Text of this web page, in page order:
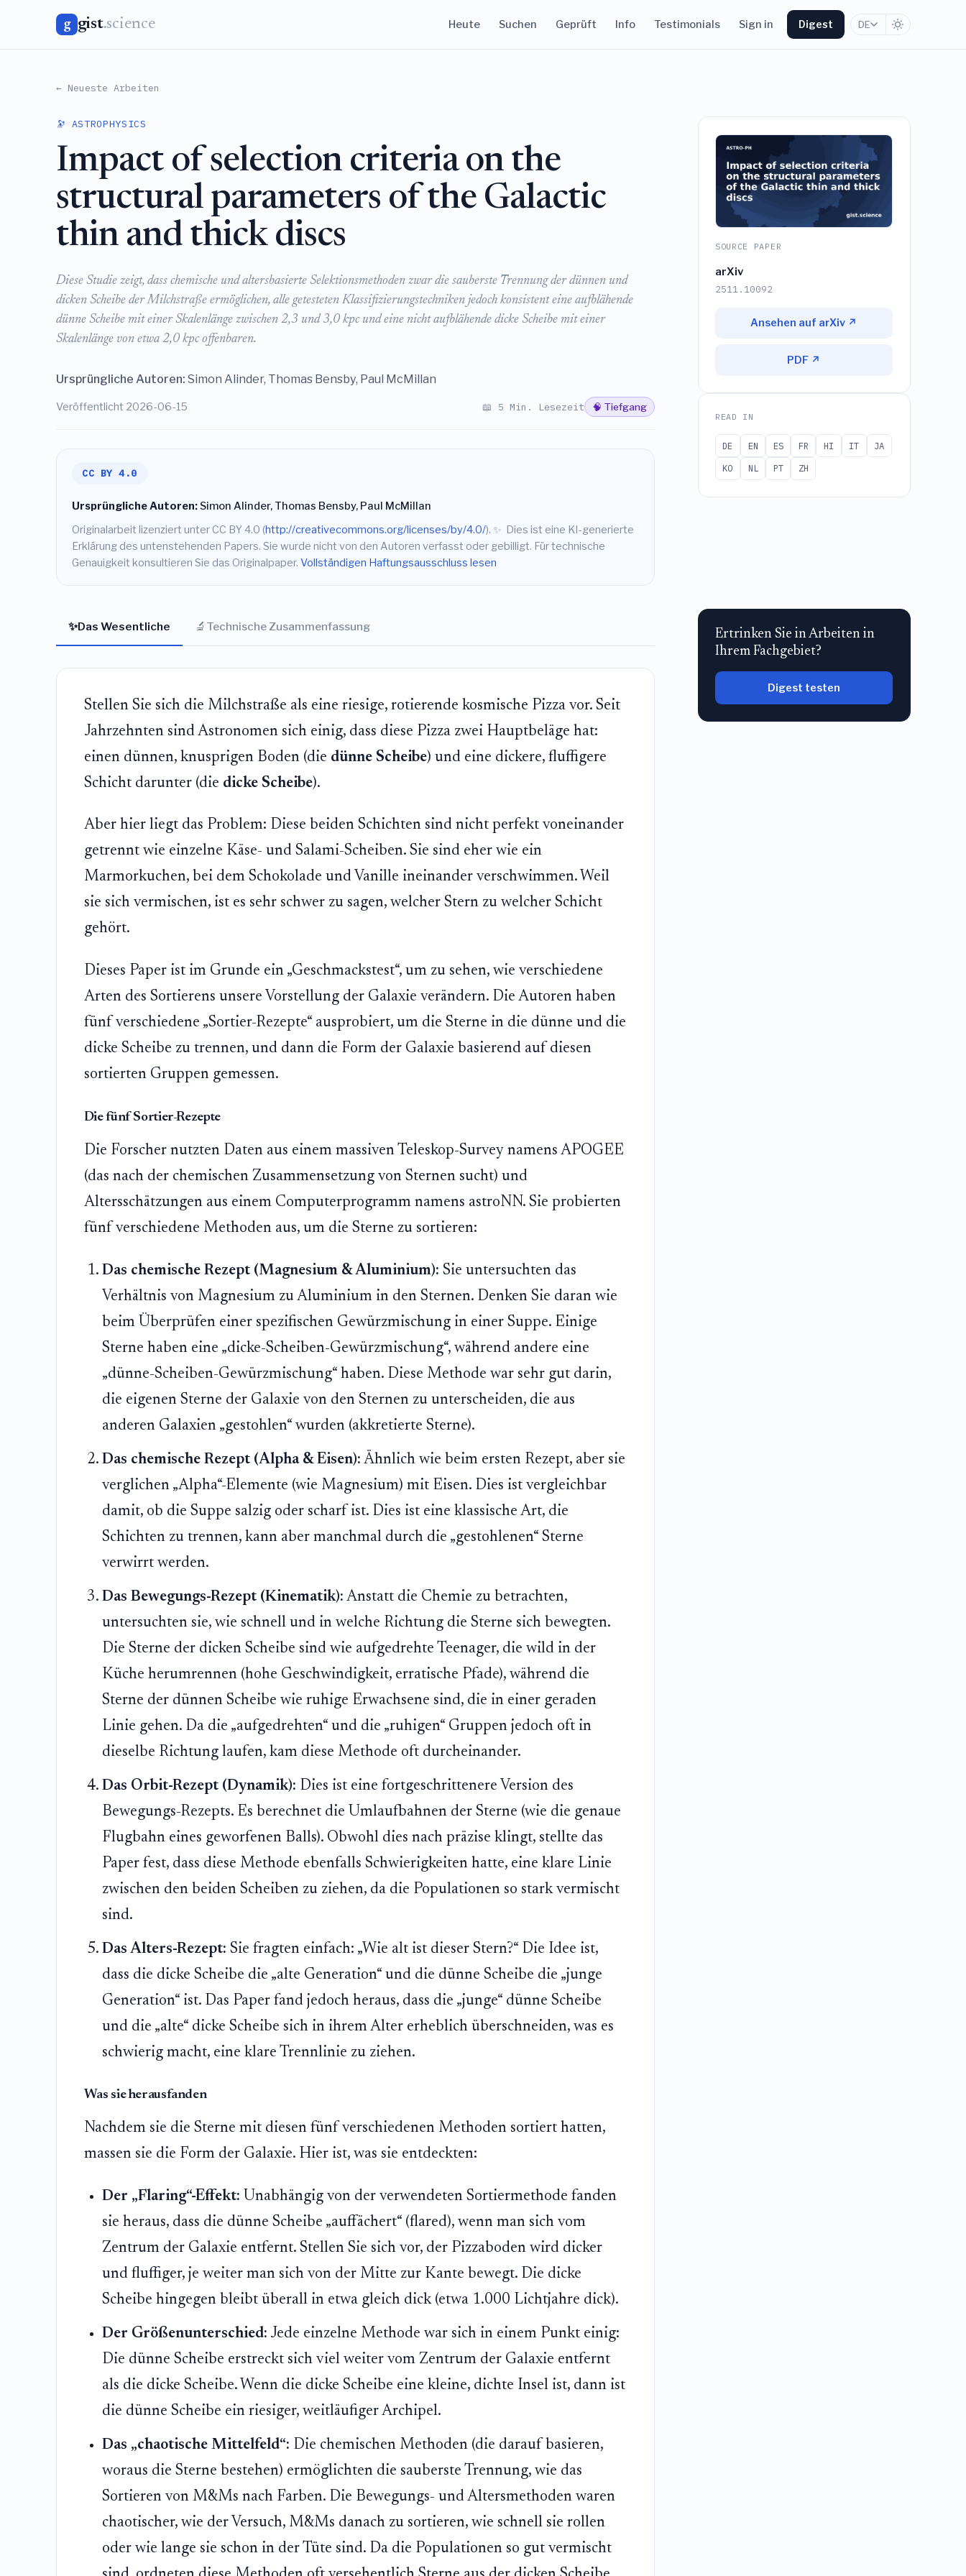
g gist.science Heute Suchen Geprüft Info Testimonials Sign in Digest DE
← Neueste Arbeiten
🔭 ASTROPHYSICS
Impact of selection criteria on the
structural parameters of the Galactic
thin and thick discs
Diese Studie zeigt, dass chemische und altersbasierte Selektionsmethoden zwar die sauberste Trennung der dünnen und
dicken Scheibe der Milchstraße ermöglichen, alle getesteten Klassifizierungstechniken jedoch konsistent eine aufblähende
dünne Scheibe mit einer Skalenlänge zwischen 2,3 und 3,0 kpc und eine nicht aufblähende dicke Scheibe mit einer
Skalenlänge von etwa 2,0 kpc offenbaren.
Ursprüngliche Autoren: Simon Alinder, Thomas Bensby, Paul McMillan
Veröffentlicht 2026-06-15 📖 5 Min. Lesezeit 🧠 Tiefgang
CC BY 4.0
Ursprüngliche Autoren:Simon Alinder, Thomas Bensby, Paul McMillan
Originalarbeit lizenziert unter CC BY 4.0 (http://creativecommons.org/licenses/by/4.0/). ✨ Dies ist eine KI-generierte
Erklärung des untenstehenden Papers. Sie wurde nicht von den Autoren verfasst oder gebilligt. Für technische
Genauigkeit konsultieren Sie das Originalpaper. Vollständigen Haftungsausschluss lesen
✨Das Wesentliche 🔬 Technische Zusammenfassung
Stellen Sie sich die Milchstraße als eine riesige, rotierende kosmische Pizza vor. Seit
Jahrzehnten sind Astronomen sich einig, dass diese Pizza zwei Hauptbeläge hat:
einen dünnen, knusprigen Boden (die dünne Scheibe) und eine dickere, fluffigere
Schicht darunter (die dicke Scheibe).
Aber hier liegt das Problem: Diese beiden Schichten sind nicht perfekt voneinander
getrennt wie einzelne Käse- und Salami-Scheiben. Sie sind eher wie ein
Marmorkuchen, bei dem Schokolade und Vanille ineinander verschwimmen. Weil
sie sich vermischen, ist es sehr schwer zu sagen, welcher Stern zu welcher Schicht
gehört.
Dieses Paper ist im Grunde ein „Geschmackstest“, um zu sehen, wie verschiedene
Arten des Sortierens unsere Vorstellung der Galaxie verändern. Die Autoren haben
fünf verschiedene „Sortier-Rezepte“ ausprobiert, um die Sterne in die dünne und die
dicke Scheibe zu trennen, und dann die Form der Galaxie basierend auf diesen
sortierten Gruppen gemessen.
Die fünf Sortier-Rezepte
Die Forscher nutzten Daten aus einem massiven Teleskop-Survey namens APOGEE
(das nach der chemischen Zusammensetzung von Sternen sucht) und
Altersschätzungen aus einem Computerprogramm namens astroNN. Sie probierten
fünf verschiedene Methoden aus, um die Sterne zu sortieren:
Das chemische Rezept (Magnesium & Aluminium): Sie untersuchten das
Verhältnis von Magnesium zu Aluminium in den Sternen. Denken Sie daran wie
beim Überprüfen einer spezifischen Gewürzmischung in einer Suppe. Einige
Sterne haben eine „dicke-Scheiben-Gewürzmischung“, während andere eine
„dünne-Scheiben-Gewürzmischung“ haben. Diese Methode war sehr gut darin,
die eigenen Sterne der Galaxie von den Sternen zu unterscheiden, die aus
anderen Galaxien „gestohlen“ wurden (akkretierte Sterne).
Das chemische Rezept (Alpha & Eisen): Ähnlich wie beim ersten Rezept, aber sie
verglichen „Alpha“-Elemente (wie Magnesium) mit Eisen. Dies ist vergleichbar
damit, ob die Suppe salzig oder scharf ist. Dies ist eine klassische Art, die
Schichten zu trennen, kann aber manchmal durch die „gestohlenen“ Sterne
verwirrt werden.
Das Bewegungs-Rezept (Kinematik): Anstatt die Chemie zu betrachten,
untersuchten sie, wie schnell und in welche Richtung die Sterne sich bewegten.
Die Sterne der dicken Scheibe sind wie aufgedrehte Teenager, die wild in der
Küche herumrennen (hohe Geschwindigkeit, erratische Pfade), während die
Sterne der dünnen Scheibe wie ruhige Erwachsene sind, die in einer geraden
Linie gehen. Da die „aufgedrehten“ und die „ruhigen“ Gruppen jedoch oft in
dieselbe Richtung laufen, kam diese Methode oft durcheinander.
Das Orbit-Rezept (Dynamik): Dies ist eine fortgeschrittenere Version des
Bewegungs-Rezepts. Es berechnet die Umlaufbahnen der Sterne (wie die genaue
Flugbahn eines geworfenen Balls). Obwohl dies nach präzise klingt, stellte das
Paper fest, dass diese Methode ebenfalls Schwierigkeiten hatte, eine klare Linie
zwischen den beiden Scheiben zu ziehen, da die Populationen so stark vermischt
sind.
Das Alters-Rezept: Sie fragten einfach: „Wie alt ist dieser Stern?“ Die Idee ist,
dass die dicke Scheibe die „alte Generation“ und die dünne Scheibe die „junge
Generation“ ist. Das Paper fand jedoch heraus, dass die „junge“ dünne Scheibe
und die „alte“ dicke Scheibe sich in ihrem Alter erheblich überschneiden, was es
schwierig macht, eine klare Trennlinie zu ziehen.
Was sie herausfanden
Nachdem sie die Sterne mit diesen fünf verschiedenen Methoden sortiert hatten,
massen sie die Form der Galaxie. Hier ist, was sie entdeckten:
Der „Flaring“-Effekt: Unabhängig von der verwendeten Sortiermethode fanden
sie heraus, dass die dünne Scheibe „auffächert“ (flared), wenn man sich vom
Zentrum der Galaxie entfernt. Stellen Sie sich vor, der Pizzaboden wird dicker
und fluffiger, je weiter man sich von der Mitte zur Kante bewegt. Die dicke
Scheibe hingegen bleibt überall in etwa gleich dick (etwa 1.000 Lichtjahre dick).
Der Größenunterschied: Jede einzelne Methode war sich in einem Punkt einig:
Die dünne Scheibe erstreckt sich viel weiter vom Zentrum der Galaxie entfernt
als die dicke Scheibe. Wenn die dicke Scheibe eine kleine, dichte Insel ist, dann ist
die dünne Scheibe ein riesiger, weitläufiger Archipel.
Das „chaotische Mittelfeld“: Die chemischen Methoden (die darauf basieren,
woraus die Sterne bestehen) ermöglichten die sauberste Trennung, wie das
Sortieren von M&Ms nach Farben. Die Bewegungs- und Altersmethoden waren
chaotischer, wie der Versuch, M&Ms danach zu sortieren, wie schnell sie rollen
oder wie lange sie schon in der Tüte sind. Da die Populationen so gut vermischt
SOURCE PAPER
arXiv
2511.10092
Ansehen auf arXiv ↗
PDF ↗
READ IN
DE EN ES FR HI IT
JA
KO
NL PT ZH
Ertrinken Sie in Arbeiten in
Ihrem Fachgebiet?
Digest testen